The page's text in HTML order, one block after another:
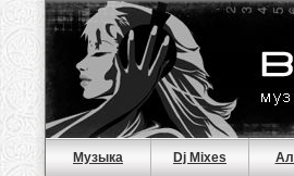
Музыка Dj Mixes